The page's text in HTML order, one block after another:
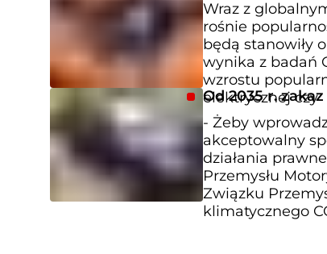
Wraz z
rośnie
będą stanowiły
wynika z badań
wzrostu
elektrycznej czy
Od 2035 r.
- Żeby
akceptowalny
działania
Przemysłu
Związku
klimatycznego